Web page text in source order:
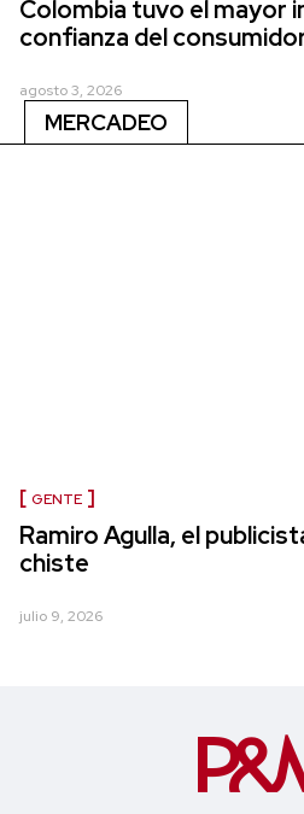
Colombia tuvo el mayor
confianza del
agosto 3, 2026
MERCADEO
GENTE
Ramiro Agulla, el
chiste
julio 9, 2026